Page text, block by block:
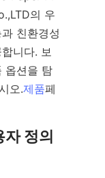
의 우
친환경성
니다. 보
옵션을 탐
오.제품페
자 정의